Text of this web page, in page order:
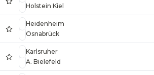
Holstein Kiel
Heidenheim
Osnabrück
Karlsruher
A. Bielefeld